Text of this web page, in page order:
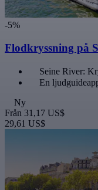
-5%
Flodkryssning på
Seine River:
En
Ny
Från 31,17 US$
29,61 US$